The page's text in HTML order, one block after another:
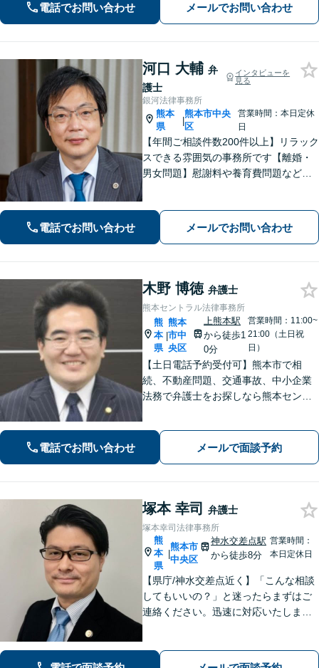
電話でお問い合わせ メールでお問い合わせ
河口 大輔 弁
護士
インタビューを
見る
銀河法律事務所
熊本
県
|
熊本市中央
区
営業時間：本日定休
日
【年間ご相談件数200件以上】リラック
スできる雰囲気の事務所です【離婚・
男女問題】慰謝料や養育費問題など
務・過払い金】債務問題にスピーディ
に対応。過払い金も多額の回収実績
電話でお問い合わせ メールでお問い合わせ
木野 博徳 弁護士
熊本セントラル法律事務所
熊
本
県
|
熊本
市中
央区
上熊本駅
から徒歩1
0分
営業時間：11:00~
21:00（土日祝
日）
【土日電話予約受付可】熊本市で相
続、不動産問題、交通事故、中小企業
法務で弁護士をお探しなら熊本セント
受付可】【休日・夜間相談可】
電話でお問い合わせ メールで面談予約
塚本 幸司 弁護士
塚本幸司法律事務所
熊
本
県
|
熊本市
中央区
神水交差点駅
から徒歩8分
営業時間：
本日定休日
【県庁/神水交差点近く】「こんな相談
してもいいの？」と迷ったらまずはご
連絡ください。迅速に対応いたしま
い。